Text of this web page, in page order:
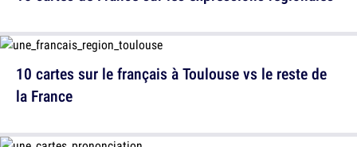
10 cartes sur le français à Toulouse vs le reste de
la France